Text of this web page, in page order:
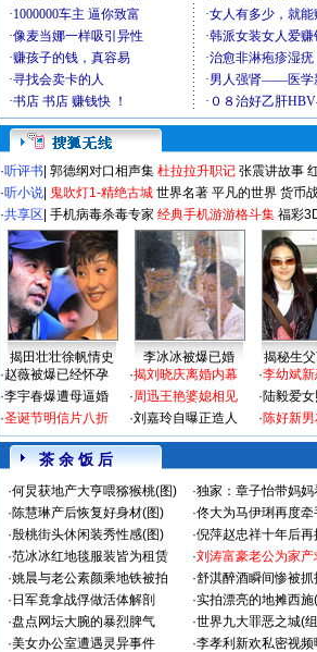
·听评书 郭德纲对口相声集 杜拉拉升职记 张震讲故事
·听小说 鬼吹灯1-精绝古城 世界名著 平凡的世界 货币
·共享区 手机病毒杀毒专家 经典手机游游格斗集 福彩
揭田壮壮徐帆情史 李冰冰被爆已婚
揭秘生
·赵薇被爆已经怀孕
·李宇春爆遭母逼婚
·圣诞节明信片八折
·揭刘晓庆离婚内幕
·周迅王艳婆媳相见
·刘嘉玲自曝正造人
·李幼斌
·陆毅爱
·陈好新
茶 余 饭 后
·何炅获地产大亨喂猕猴桃(图) ·独家：章子怡带妈妈
·陈慧琳产后恢复好身材(图) ·佟大为马伊琍再度牵
·殷桃街头休闲装秀性感(图) ·倪萍赵忠祥十年后再
·范冰冰红地毯服装皆为租赁 ·刘涛富豪老公为家产
·姚晨与老公素颜乘地铁被拍 ·舒淇醉酒瞬间惨被抓
· 日军竟拿战俘做活体解剖 ·实拍漂亮的地摊西施
·盘点网坛大腕的暴烈脾气 ·世界九大罪恶之城(
·美女办公室遭遇灵异事件 ·李孝利新欢私密视频